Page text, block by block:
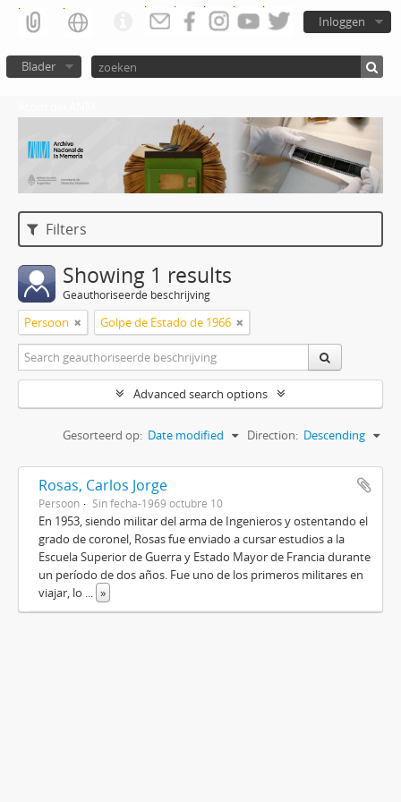
Inloggen
Blader
Filters
Showing 1 results
Geauthoriseerde beschrijving
Persoon Golpe de Estado de 1966
Advanced search options
Gesorteerd op: Date modified Direction: Descending
Rosas, Carlos Jorge
Persoon Sin fecha-1969 octubre 10
En 1953, siendo militar del arma de Ingenieros y ostentando el
grado de coronel, Rosas fue enviado a cursar estudios a la
Escuela Superior de Guerra y Estado Mayor de Francia durante
un período de dos años. Fue uno de los primeros militares en
viajar, lo ... »